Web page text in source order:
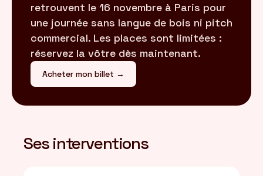
retrouvent le 16 novembre à Paris pour
une journée sans langue de bois ni pitch
commercial. Les places sont limitées :
réservez la vôtre dès maintenant.
Acheter mon billet →
Ses interventions